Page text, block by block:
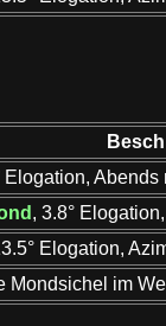
Abends
, 3.8°
Elogation,
Mondsichel im